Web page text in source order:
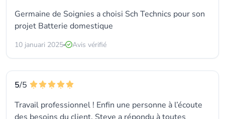
Germaine de Soignies a choisi Sch Technics pour son
projet Batterie domestique
10 januari 2025 Avis vérifié
5/5
Travail professionnel ! Enfin une personne à l’écoute